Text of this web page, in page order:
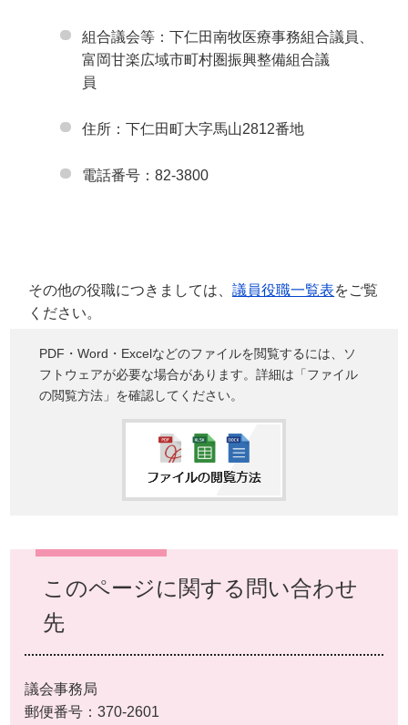
組合議会等：下仁田南牧医療事務組合議員、
富岡甘楽広域市町村圏振興整備組合議
員
住所：下仁田町大字馬山2812番地
電話番号：82-3800
その他の役職につきましては、議員役職一覧表をご覧
ください。
PDF・Word・Excelなどのファイルを閲覧するには、ソ
フトウェアが必要な場合があります。詳細は「ファイル
の閲覧方法」を確認してください。
このページに関する問い合わせ
先
議会事務局
郵便番号：370-2601